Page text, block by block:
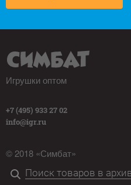
Игрушки оптом
+7 (495) 933 27 02
info@igr.ru
© 2018 «Симбат»